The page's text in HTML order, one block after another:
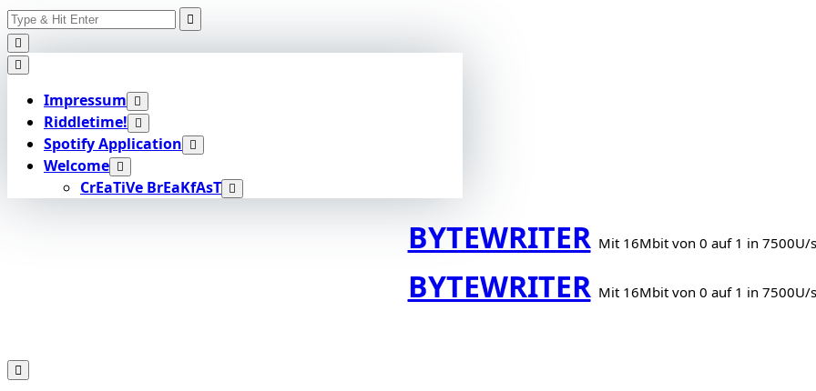
Skip
to
content
Search
for:
Impressum
Riddletime!
Spotify Application
Welcome
CrEaTiVe BrEaKfAsT
BYTEWRITER Mit 16Mbit von 0 auf 1 in 7500U/s
BYTEWRITER Mit 16Mbit von 0 auf 1 in 7500U/s